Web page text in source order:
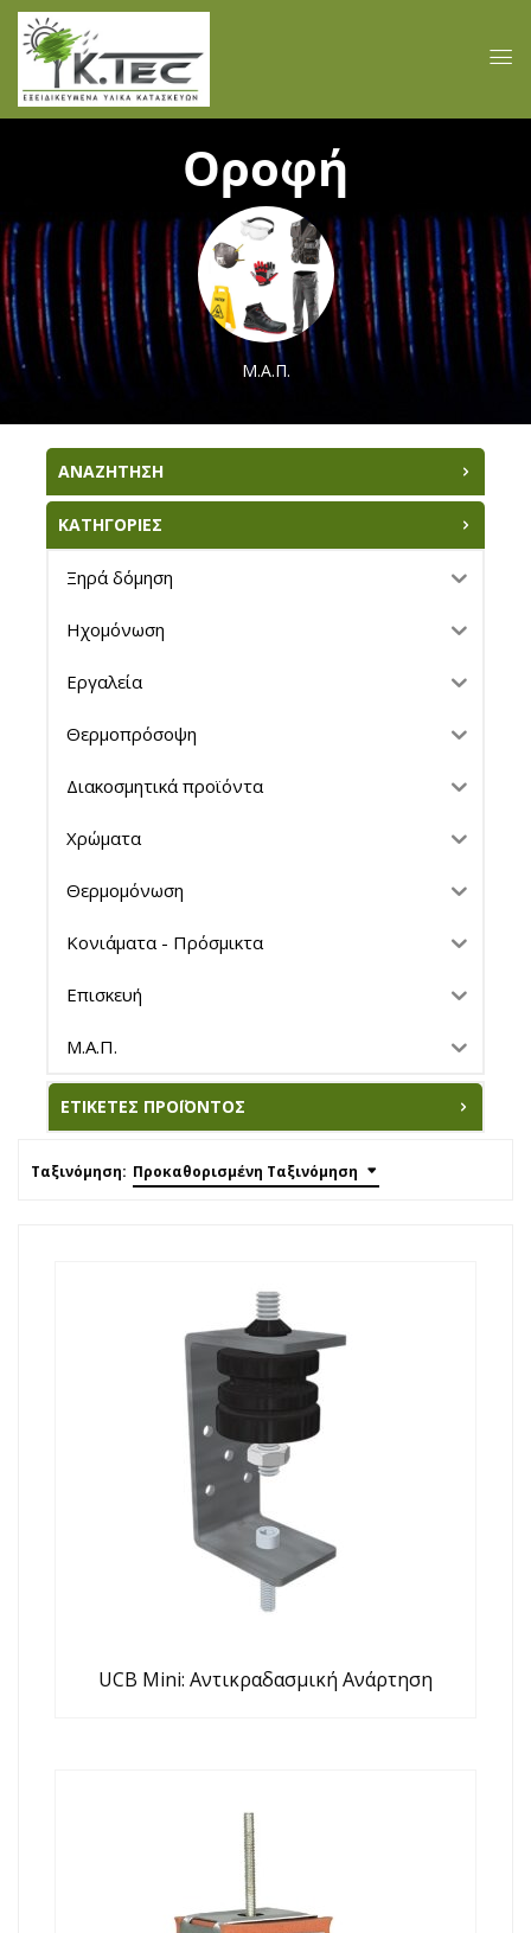
Οροφή
Μ.Α.Π.
ΑΝΑΖΗΤΗΣΗ
ΚΑΤΗΓΟΡΙΕΣ
Ξηρά δόμηση
Ηχομόνωση
Εργαλεία
Θερμοπρόσοψη
Διακοσμητικά προϊόντα
Χρώματα
Θερμομόνωση
Κονιάματα - Πρόσμικτα
Επισκευή
Μ.Α.Π.
ΕΤΙΚΈΤΕΣ ΠΡΟΪΌΝΤΟΣ
Ταξινόμηση: Προκαθορισμένη Ταξινόμηση
UCB Mini: Αντικραδασμική Ανάρτηση